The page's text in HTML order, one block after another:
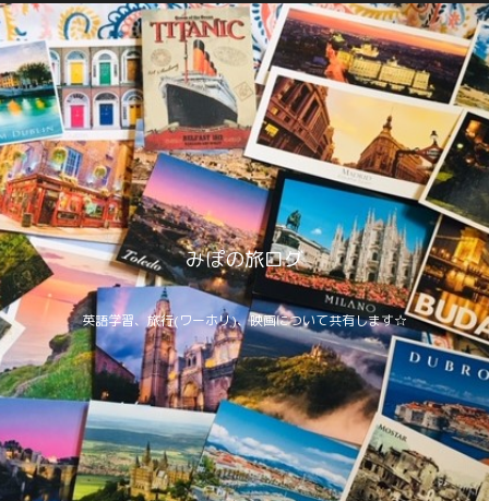
みぽの旅ログ
英語学習、旅行(ワーホリ)、映画について共有します☆